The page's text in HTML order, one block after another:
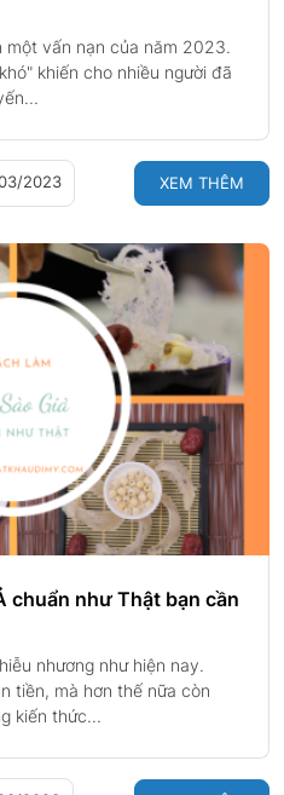
một vấn nạn của năm 2023.
khiến cho nhiều người đã
2023 XEM THÊM
chuẩn như Thật bạn cần
nhương như hiện nay.
tiền, mà hơn thế nữa còn
kiến thức...